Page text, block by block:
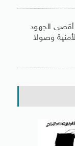
الجهود
وصولا